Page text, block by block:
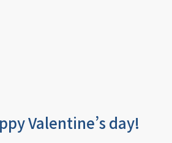
Valentine’s day!